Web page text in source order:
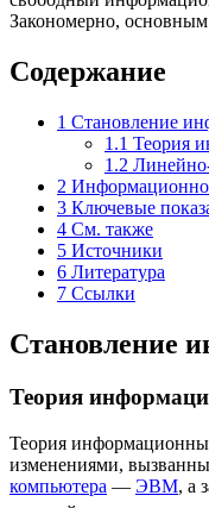
Закономерно, основным
Содержание
1 Становление
1.1 Теория
1.2
2
3 Ключевые
4 См. также
5 Источники
6 Литература
7 Ссылки
Становление
Теория
Теория
изменениями,
компьютера — ЭВМ, а